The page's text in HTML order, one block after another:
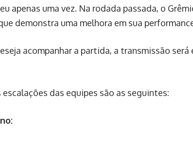
apenas uma vez. Na rodada passada, o
demonstra uma melhora em sua
acompanhar a partida, a transmissão
escalações das equipes são as seguintes: